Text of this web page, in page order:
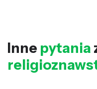
Inne pytania